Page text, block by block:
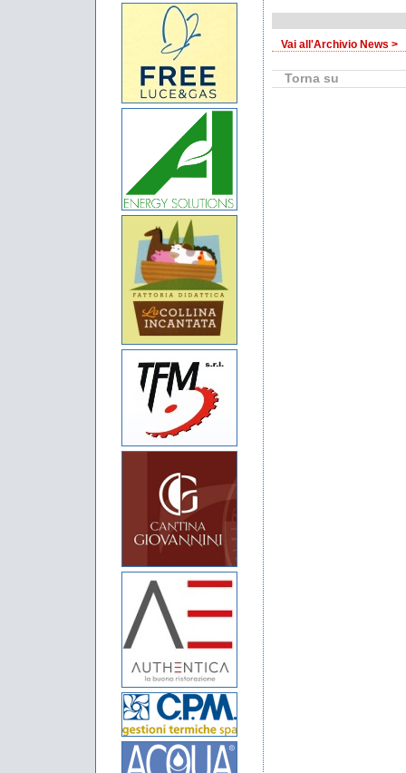
Vai all'Archivio News >
Torna su